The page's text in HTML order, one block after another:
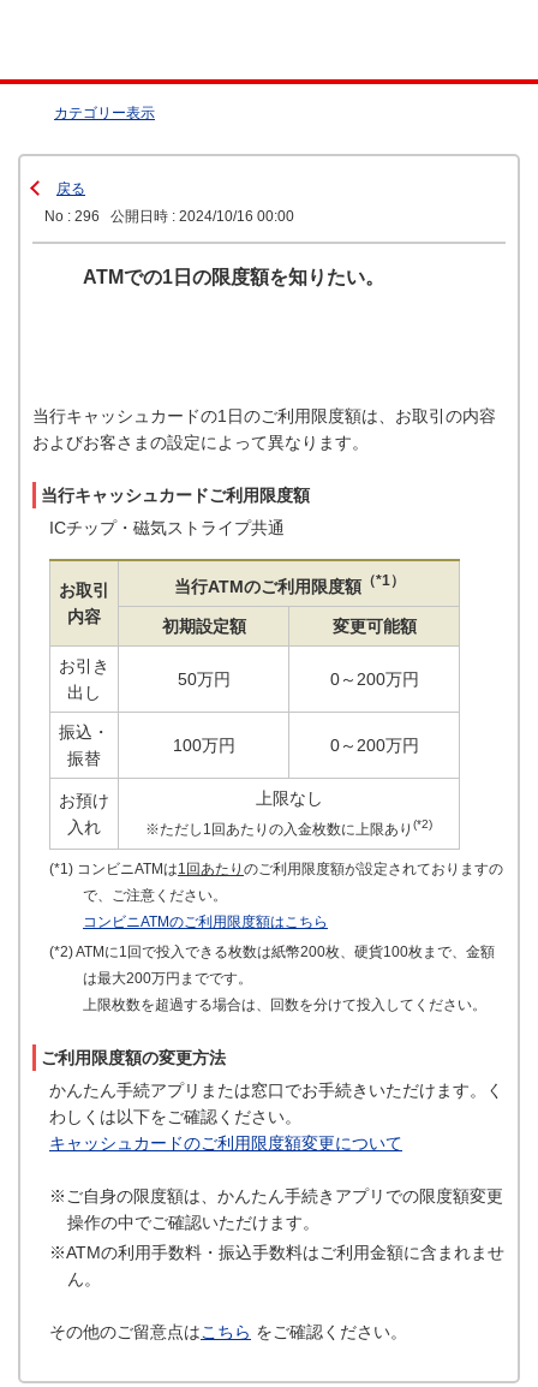
カテゴリー表示
戻る
No : 296
公開日時 : 2024/10/16 00:00
ATMでの1日の限度額を知りたい。
当行キャッシュカードの1日のご利用限度額は、お取引の内容
およびお客さまの設定によって異なります。
当行キャッシュカードご利用限度額
ICチップ・磁気ストライプ共通
お取引
内容
当行ATMのご利用限度額（*1）
初期設定額 変更可能額
お引き
出し
50万円 0～200万円
振込・
振替
100万円 0～200万円
お預け
入れ
上限なし
※ただし1回あたりの入金枚数に上限あり (*2)
(*1) コンビニATMは1回あたり のご利用限度額が設定されておりますの
で、ご注意ください。
コンビニATMのご利用限度額はこちら
(*2) ATMに1回で投入できる枚数は紙幣200枚、硬貨100枚まで、金額
は最大200万円までです。
上限枚数を超過する場合は、回数を分けて投入してください。
ご利用限度額の変更方法
かんたん手続アプリまたは窓口でお手続きいただけます。く
わしくは以下をご確認ください。
キャッシュカードのご利用限度額変更について
※ご自身の限度額は、かんたん手続きアプリでの限度額変更
操作の中でご確認いただけます。
※ATMの利用手数料・振込手数料はご利用金額に含まれませ
ん。
その他のご留意点はこちら をご確認ください。